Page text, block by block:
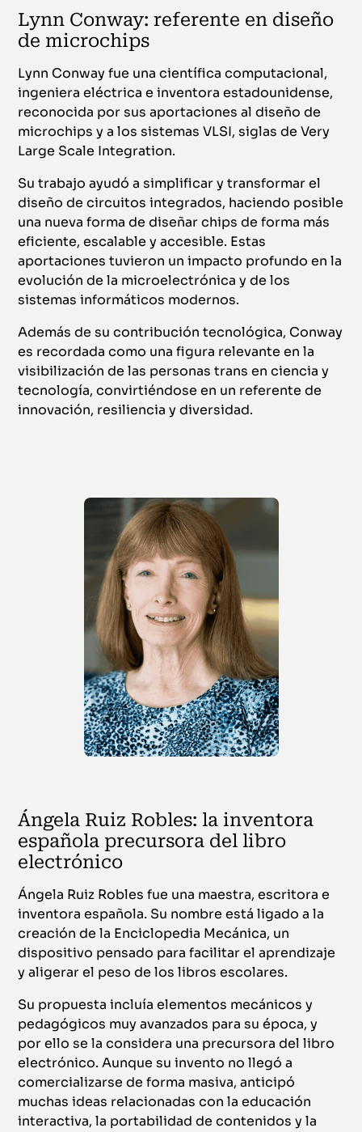
Lynn Conway: referente en diseño
de microchips
Lynn Conway fue una científica computacional,
ingeniera eléctrica e inventora estadounidense,
reconocida por sus aportaciones al diseño de
microchips y a los sistemas VLSI, siglas de Very
Large Scale Integration.
Su trabajo ayudó a simplificar y transformar el
diseño de circuitos integrados, haciendo posible
una nueva forma de diseñar chips de forma más
eficiente, escalable y accesible. Estas
aportaciones tuvieron un impacto profundo en la
evolución de la microelectrónica y de los
sistemas informáticos modernos.
Además de su contribución tecnológica, Conway
es recordada como una figura relevante en la
visibilización de las personas trans en ciencia y
tecnología, convirtiéndose en un referente de
innovación, resiliencia y diversidad.
Ángela Ruiz Robles: la inventora
española precursora del libro
electrónico
Ángela Ruiz Robles fue una maestra, escritora e
inventora española. Su nombre está ligado a la
creación de la Enciclopedia Mecánica, un
dispositivo pensado para facilitar el aprendizaje
y aligerar el peso de los libros escolares.
Su propuesta incluía elementos mecánicos y
pedagógicos muy avanzados para su época, y
por ello se la considera una precursora del libro
electrónico. Aunque su invento no llegó a
comercializarse de forma masiva, anticipó
muchas ideas relacionadas con la educación
interactiva, la portabilidad de contenidos y la